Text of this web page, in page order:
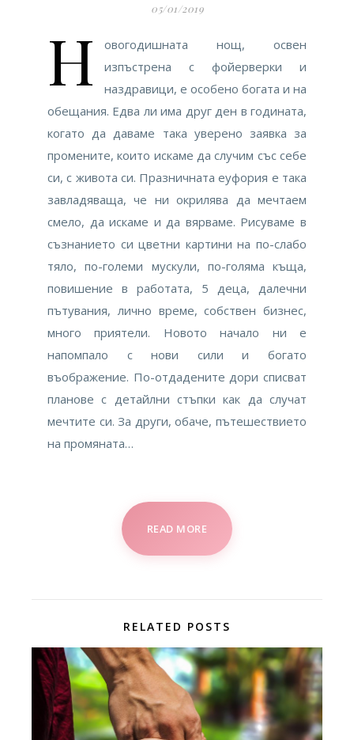
05/01/2019
Н
овогодишната нощ, освен
изпъстрена с фойерверки и
наздравици, е особено богата и на
обещания. Едва ли има друг ден в годината,
когато да даваме така уверено заявка за
промените, които искаме да случим със себе
си, с живота си. Празничната еуфория е така
завладяваща, че ни окрилява да мечтаем
смело, да искаме и да вярваме. Рисуваме в
съзнанието си цветни картини на по-слабо
тяло, по-големи мускули, по-голяма къща,
повишение в работата, 5 деца, далечни
пътувания, лично време, собствен бизнес,
много приятели. Новото начало ни е
напомпало с нови сили и богато
въображение. По-отдадените дори списват
планове с детайлни стъпки как да случат
мечтите си. За други, обаче, пътешествието
на промяната…
READ MORE
RELATED POSTS